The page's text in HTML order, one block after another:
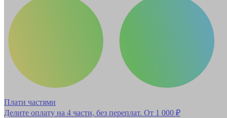
Плати частями
Делите оплату на 4 части, без переплат. От 1 000 ₽